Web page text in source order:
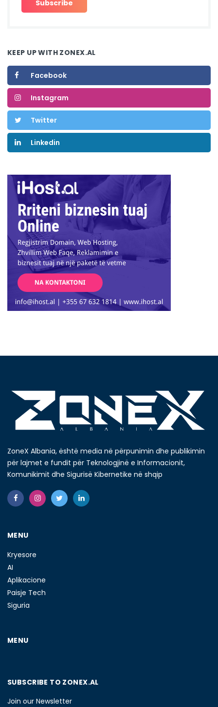
KEEP UP WITH ZONEX.AL
Facebook
Instagram
Twitter
Linkedin
ZoneX Albania, është media në përpunimin dhe publikimin
për lajmet e fundit për Teknologjinë e Informacionit,
Komunikimit dhe Sigurisë Kibernetike në shqip
MENU
Kryesore
AI
Aplikacione
Paisje Tech
Siguria
MENU
SUBSCRIBE TO ZONEX.AL
Join our Newsletter